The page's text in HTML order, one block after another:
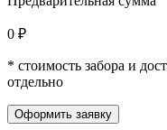
0 ₽
* стоимость забора и
отдельно
Оформить заявку